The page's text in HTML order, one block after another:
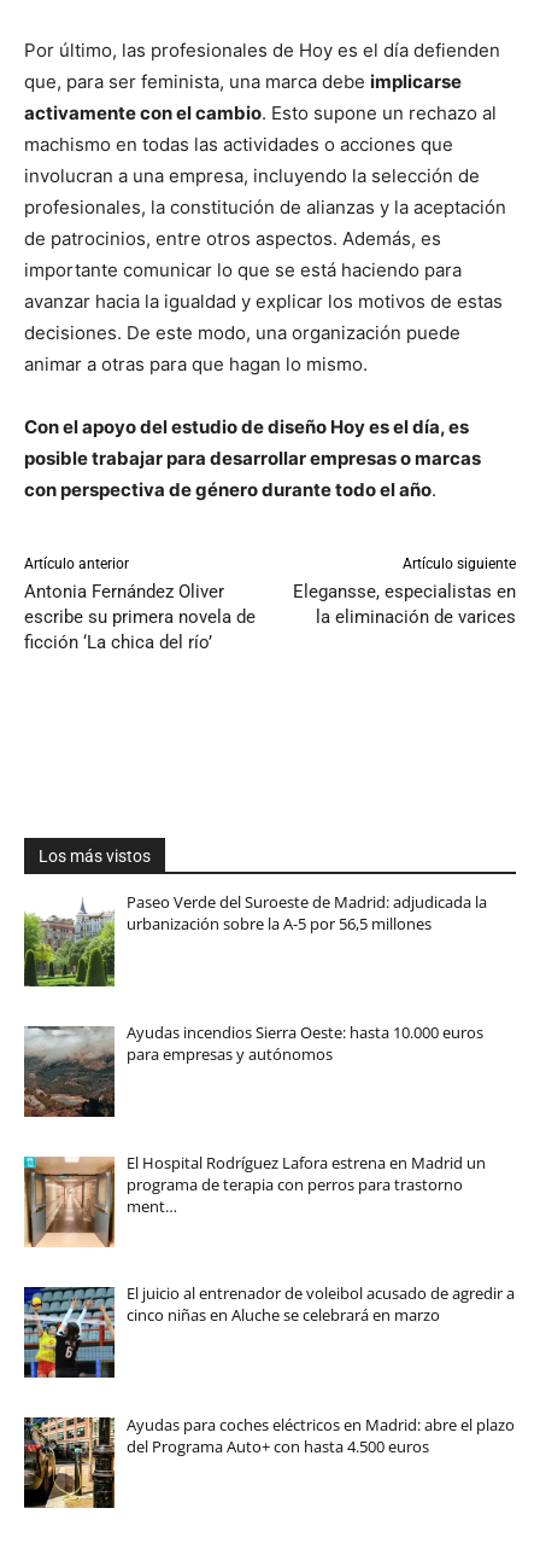
Por último, las profesionales de Hoy es el día defienden
que, para ser feminista, una marca debe implicarse
activamente con el cambio. Esto supone un rechazo al
machismo en todas las actividades o acciones que
involucran a una empresa, incluyendo la selección de
profesionales, la constitución de alianzas y la aceptación
de patrocinios, entre otros aspectos. Además, es
importante comunicar lo que se está haciendo para
avanzar hacia la igualdad y explicar los motivos de estas
decisiones. De este modo, una organización puede
animar a otras para que hagan lo mismo.
Con el apoyo del estudio de diseño Hoy es el día, es
posible trabajar para desarrollar empresas o marcas
con perspectiva de género durante todo el año.
Artículo anterior
Antonia Fernández Oliver
escribe su primera novela de
ficción ‘La chica del río’
Artículo siguiente
Elegansse, especialistas en
la eliminación de varices
Los más vistos
Paseo Verde del Suroeste de Madrid: adjudicada la
urbanización sobre la A-5 por 56,5 millones
Ayudas incendios Sierra Oeste: hasta 10.000 euros
para empresas y autónomos
El Hospital Rodríguez Lafora estrena en Madrid un
programa de terapia con perros para trastorno
ment…
El juicio al entrenador de voleibol acusado de agredir a
cinco niñas en Aluche se celebrará en marzo
Ayudas para coches eléctricos en Madrid: abre el plazo
del Programa Auto+ con hasta 4.500 euros